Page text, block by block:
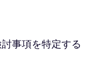
事項を特定する